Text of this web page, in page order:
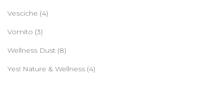
Vesciche (4)
Vomito (3)
Wellness Dust (8)
Yes! Nature & Wellness (4)